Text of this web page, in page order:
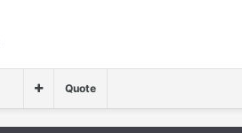
Quote